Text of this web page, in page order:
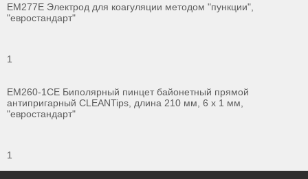
ЕМ277Е Электрод для коагуляции методом "пункции",
"евростандарт"
1
ЕМ260-1СЕ Биполярный пинцет байонетный прямой
антипригарный CLEANTips, длина 210 мм, 6 х 1 мм,
"евростандарт"
1